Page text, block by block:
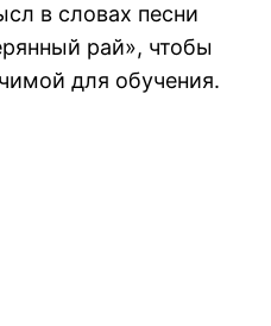
в словах песни
рай», чтобы
для обучения.